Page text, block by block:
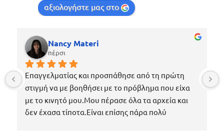
αξιολογήστε μας στο
Nancy Materi
πέρσι
Επαγγελματίας και προσπάθησε από τη πρώτη
στιγμή να με βοηθήσει με το πρόβλημα που είχα
με το κινητό μου.Μου πέρασε όλα τα αρχεία και
δεν έχασα τίποτα.Είναι επίσης πάρα πολύ